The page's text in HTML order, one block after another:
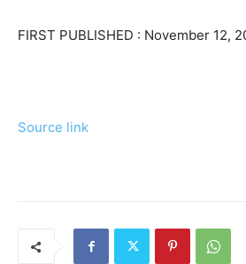
FIRST PUBLISHED : November 12,
Source link